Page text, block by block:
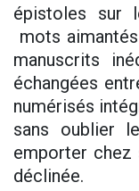
épistoles sur
mots
manuscrits
échangées
numérisés
sans oublier
emporter chez
déclinée.